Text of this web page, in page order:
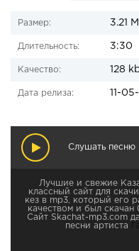
Размер: 3.21
Длительность: 3:30
Качество: 128
Дата релиза: 11-
Слушать песню
Лучшие и свежие
классный сайт для
кез в mp3, который его
качеством и был скачан
Сайт Skachat-mp3.com
песни артиста